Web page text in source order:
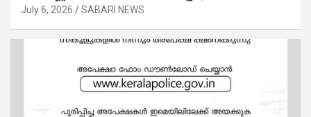
July 6, 2026 SABARI NEWS